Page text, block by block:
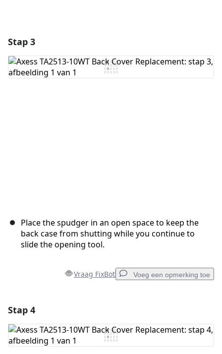
Stap 3
Place the spudger in an open space to keep the
back case from shutting while you continue to
slide the opening tool.
Vraag FixBot Voeg een opmerking toe
Voeg opmerking toe
Stap 4